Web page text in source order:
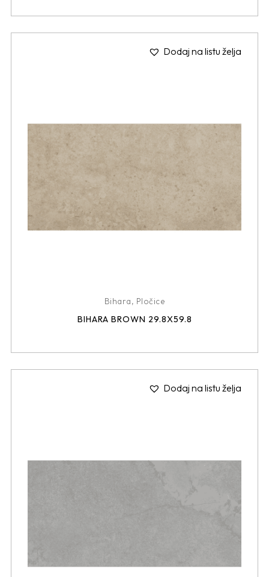
Dodaj na listu želja
Bihara, Pločice
BIHARA BROWN 29.8X59.8
Dodaj na listu želja